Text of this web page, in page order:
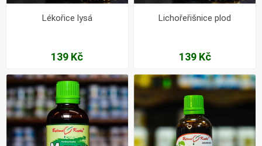
Lékořice lysá
139 Kč
Lichořeřišnice plod
139 Kč